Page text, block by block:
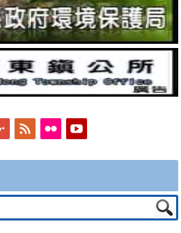
Googleplus
Feed Flickr